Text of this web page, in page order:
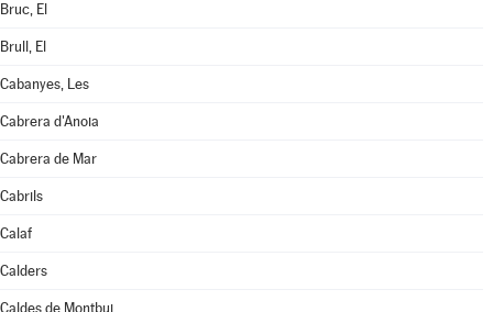
Bruc, El
Brull, El
Cabanyes, Les
Cabrera d'Anoia
Cabrera de Mar
Cabrils
Calaf
Calders
Caldes de Montbui